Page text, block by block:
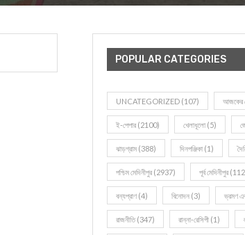
POPULAR CATEGORIES
UNCATEGORIZED (107) আজকের
ই-পেপার (2100) খেলাধূলো (5)
ঝাড়গ্রাম (388) দিনপঞ্জিকা (1)
পশ্চিম মেদিনীপুর (2937) পূর্ব মেদিনীপুর
বন্যপ্রাণ (4) বিনোদন (3) ভ্রমণ
রাজনীতি(347) রান্না-রেসিপী (1)